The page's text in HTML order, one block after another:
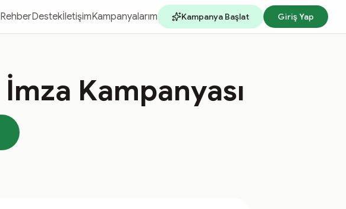
RehberDestekİletişimKampanyalarım Kampanya Başlat Giriş Yap
Kampanyası